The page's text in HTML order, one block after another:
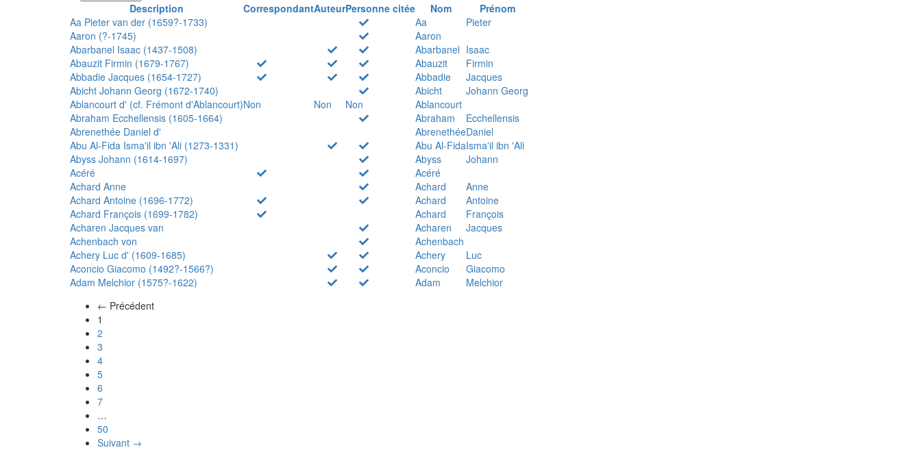
Description
CorrespondantAuteurPersonne citée Nom
Prénom
Aa Pieter van der (1659?-1733)
Aa
Pieter
Aaron (?-1745)
Aaron
Abarbanel Isaac (1437-1508)
Abarbanel Isaac
Abauzit Firmin (1679-1767)
Abauzit
Firmin
Abbadie Jacques (1654-1727)
Abbadie
Jacques
Abicht Johann Georg (1672-1740)
Abicht
Johann Georg
Ablancourt d' (cf. Frémont d'Ablancourt)Non Non Non
Ablancourt
Abraham Ecchellensis (1605-1664)
Abraham
Ecchellensis
Abrenethée Daniel d'
AbrenethéeDaniel
Abu Al-Fida Isma'il ibn 'Ali (1273-1331)
Abu Al-FidaIsma'il ibn 'Ali
Abyss Johann (1614-1697)
Abyss
Johann
Acéré
Acéré
Achard Anne
Achard
Anne
Achard Antoine (1696-1772)
Achard
Antoine
Achard François (1699-1782)
Achard
François
Acharen Jacques van
Acharen
Jacques
Achenbach von
Achenbach
Achery Luc d' (1609-1685)
Achery
Luc
Aconcio Giacomo (1492?-1566?)
Aconcio
Giacomo
Adam Melchior (1575?-1622)
Adam
Melchior
← Précédent
1
2
3
4
5
6
7
…
50
Suivant →